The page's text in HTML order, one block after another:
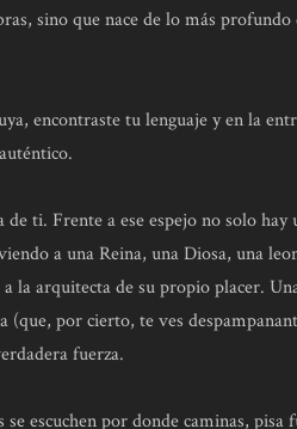
sino que nace de lo más
encontraste tu lenguaje y en la
ti. Frente a ese espejo no solo hay
a una Reina, una Diosa, una
la arquitecta de su propio placer.
(que, por cierto, te ves
fuerza.
se escuchen por donde caminas, pisa